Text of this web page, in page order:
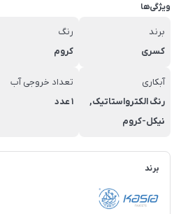
ویژگی‌ها
برند
کسری
رنگ
کروم
آبکاری
رنگ الکترواستاتیک,
نیکل-کروم
تعداد خروجی آب
1 عدد
برند